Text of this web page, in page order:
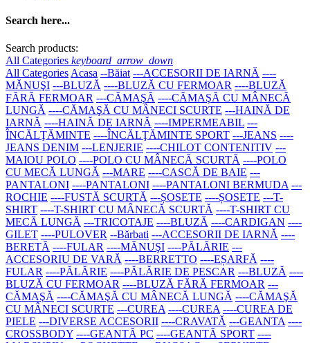
Search here...
Search products:
All Categories keyboard_arrow_down
All Categories Acasa --Băiat ---ACCESORII DE IARNĂ ----
MĂNUŞI ---BLUZĂ ----BLUZĂ CU FERMOAR ----BLUZĂ
FĂRĂ FERMOAR ---CĂMAŞĂ ----CĂMAŞĂ CU MÂNECĂ
LUNGĂ ----CĂMAŞĂ CU MÂNECI SCURTE ---HAINĂ DE
IARNĂ ----HAINĂ DE IARNĂ ----IMPERMEABIL ---
ÎNCĂLŢĂMINTE ----ÎNCĂLŢĂMINTE SPORT ---JEANS ----
JEANS DENIM ---LENJERIE ----CHILOT CONTENITIV ---
MAIOU POLO ----POLO CU MÂNECĂ SCURTĂ ----POLO
CU MECĂ LUNGĂ ---MARE ----CASCĂ DE BAIE ---
PANTALONI ----PANTALONI ----PANTALONI BERMUDA ---
ROCHIE ----FUSTĂ SCURTĂ ---ȘOSETE ----ȘOSETE ---T-
SHIRT ----T-SHIRT CU MÂNECĂ SCURTĂ ----T-SHIRT CU
MECĂ LUNGĂ ---TRICOTAJE ----BLUZĂ ----CARDIGAN ----
GILET ----PULOVER --Bărbati ---ACCESORII DE IARNĂ ----
BERETĂ ----FULAR ----MĂNUŞI ----PĂLĂRIE ---
ACCESORIU DE VARĂ ----BERRETTO ----EȘARFĂ ----
FULAR ----PĂLĂRIE ----PĂLĂRIE DE PESCAR ---BLUZĂ ----
BLUZĂ CU FERMOAR ----BLUZĂ FĂRĂ FERMOAR ---
CĂMAŞĂ ----CĂMAŞĂ CU MÂNECĂ LUNGĂ ----CĂMAŞĂ
CU MÂNECI SCURTE ---CUREA ----CUREA ----CUREA DE
PIELE ---DIVERSE ACCESORII ----CRAVATĂ ---GEANTA ----
CROSSBODY ----GEANTĂ PC ----GEANTĂ SPORT ----